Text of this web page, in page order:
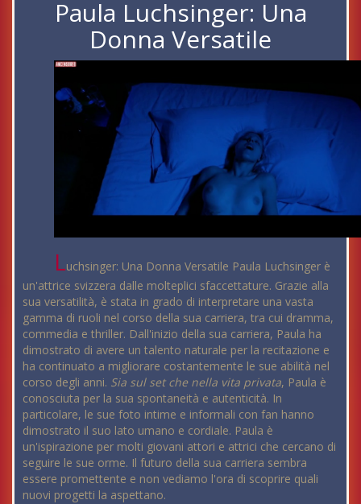
Paula Luchsinger: Una
Donna Versatile
Luchsinger: Una Donna Versatile Paula Luchsinger è
un'attrice svizzera dalle molteplici sfaccettature. Grazie alla
sua versatilità, è stata in grado di interpretare una vasta
gamma di ruoli nel corso della sua carriera, tra cui dramma,
commedia e thriller. Dall'inizio della sua carriera, Paula ha
dimostrato di avere un talento naturale per la recitazione e
ha continuato a migliorare costantemente le sue abilità nel
corso degli anni. Sia sul set che nella vita privata, Paula è
conosciuta per la sua spontaneità e autenticità. In
particolare, le sue foto intime e informali con fan hanno
dimostrato il suo lato umano e cordiale. Paula è
un'ispirazione per molti giovani attori e attrici che cercano di
seguire le sue orme. Il futuro della sua carriera sembra
essere promettente e non vediamo l'ora di scoprire quali
nuovi progetti la aspettano.